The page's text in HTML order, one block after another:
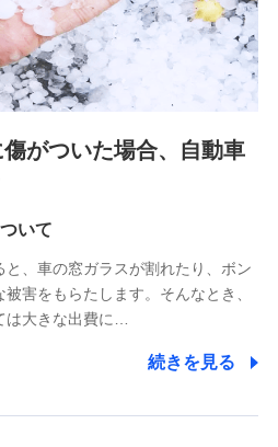
取得した個人情報
のため
管理等付帯業務を行うため
得した個人情報
と取引のあるもしくは委託を受
社の保険その他に関する情報を提
勧奨するため
の実施のため
理等付帯業務を行うため
情報
がついた場合、自動車
いて
、車の窓ガラスが割れたり、ボン
害をもらたします。そんなとき、
は大きな出費に…
続きを見る